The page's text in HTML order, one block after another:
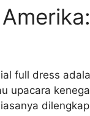
full dress
upacara